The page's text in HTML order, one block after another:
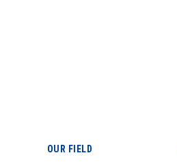
OUR FIELD